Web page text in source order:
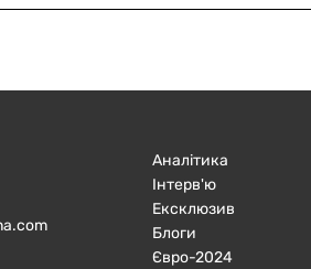
Аналітика
Інтерв'ю
Ексклюзив
Блоги
Євро-2024